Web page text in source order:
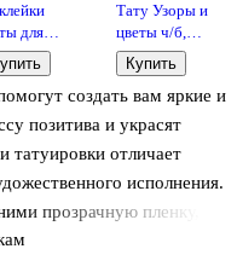
создать вам яркие и
позитива и украсят
отличает
исполнения.
прозрачную пленку,
сухой участок кожи,
для
Тату Узоры и
цветы ч/б,
9х22,5 микс
(орр)
Купить